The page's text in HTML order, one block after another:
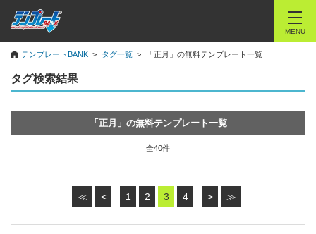
MENU
テンプレートBANK タグ一覧 「正月」の無料テンプレート一覧
タグ検索結果
「正月」の無料テンプレート一覧
全40件
≪ < 1 2 3 4 > ≫